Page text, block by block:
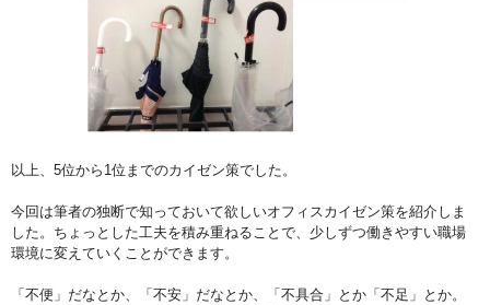
以上、5位から1位までのカイゼン策でした。
今回は筆者の独断で知っておいて欲しいオフィスカイゼン策を紹介しま
した。ちょっとした工夫を積み重ねることで、少しずつ働きやすい職場
環境に変えていくことができます。
「不便」だなとか、「不安」だなとか、「不具合」とか「不足」とか。